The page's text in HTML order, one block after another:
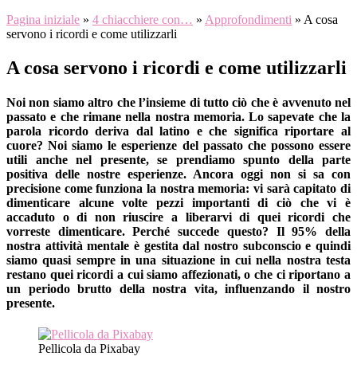
Pagina iniziale » 4 chiacchiere con… » Approfondimenti » A cosa
servono i ricordi e come utilizzarli
A cosa servono i ricordi e come utilizzarli
Noi non siamo altro che l’insieme di tutto ciò che è avvenuto nel
passato e che rimane nella nostra memoria. Lo sapevate che la
parola ricordo deriva dal latino e che significa riportare al
cuore? Noi siamo le esperienze del passato che possono essere
utili anche nel presente, se prendiamo spunto della parte
positiva delle nostre esperienze. Ancora oggi non si sa con
precisione come funziona la nostra memoria: vi sarà capitato di
dimenticare alcune volte pezzi importanti di ciò che vi è
accaduto o di non riuscire a liberarvi di quei ricordi che
vorreste dimenticare. Perché succede questo? Il 95% della
nostra attività mentale è gestita dal nostro subconscio e quindi
siamo quasi sempre in una situazione in cui nella nostra testa
restano quei ricordi a cui siamo affezionati, o che ci riportano a
un periodo brutto della nostra vita, influenzando il nostro
presente.
Pellicola da Pixabay